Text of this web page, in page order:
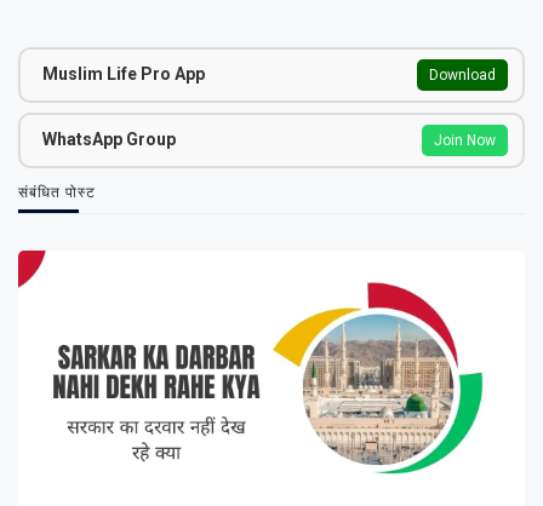
Muslim Life Pro App Download
WhatsApp Group Join Now
संबंधित पोस्ट